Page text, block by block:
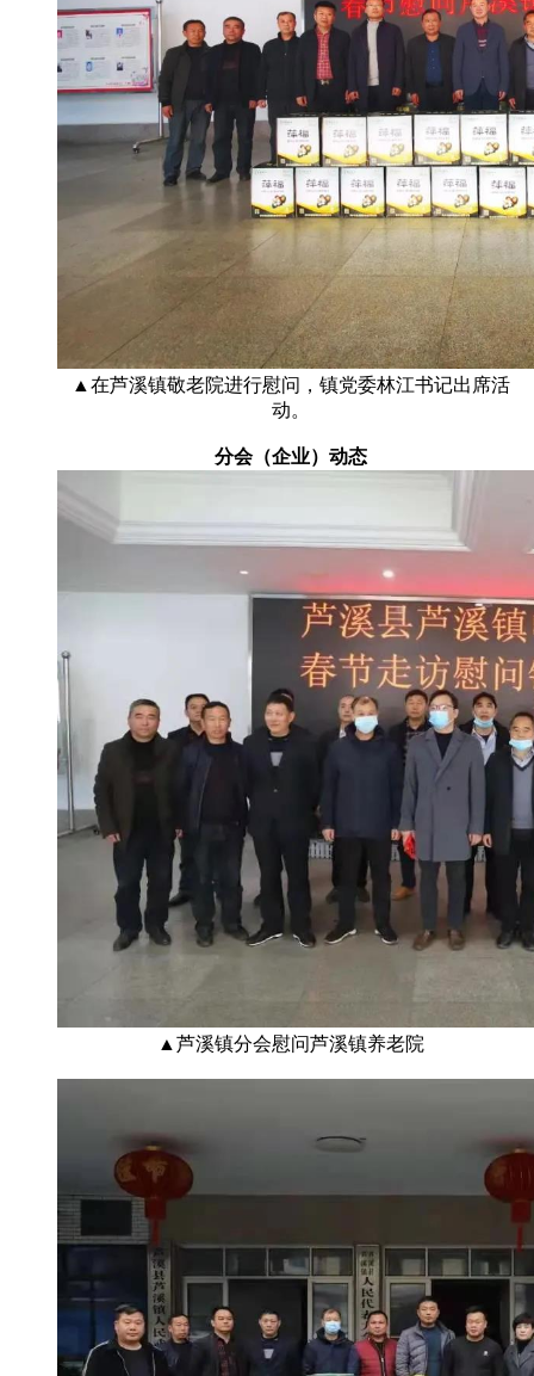
▲在芦溪镇敬老院进行慰问，镇党委林江书记出席活
动。
分会（企业）动态
▲芦溪镇分会慰问芦溪镇养老院